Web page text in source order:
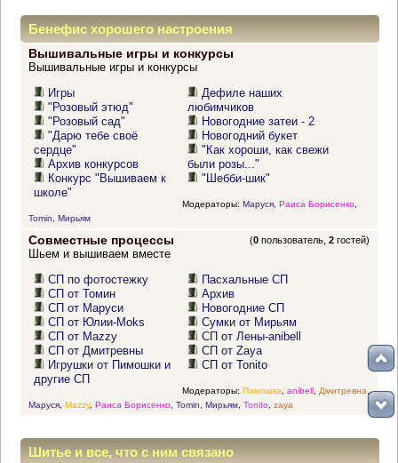
Бенефис хорошего настроения
Вышивальные игры и конкурсы
Вышивальные игры и конкурсы
Игры
"Розовый этюд"
"Розовый сад"
"Дарю тебе своё
сердце"
Архив конкурсов
Конкурс "Вышиваем к
школе"
Дефиле наших
любимчиков
Новогодние затеи - 2
Новогодний букет
"Как хороши, как свежи
были розы..."
"Шебби-шик"
Модераторы: Маруся, Раиса Борисенко,
Tomin
Мирьям
Совместные процессы (0 пользователь,2 гостей)
Шьем и вышиваем вместе
СП по фотостежку
СП от Томин
СП от Маруси
СП от Юлии-Moks
СП от Mazzy
СП от Дмитревны
Игрушки от Пимошки и
другие СП
Пасхальные СП
Архив
Новогодние СП
Сумки от Мирьям
СП от Лены-anibell
СП от Zaya
СП от Tonito
Модераторы: Пимошка anibell, Дмитревна
Маруся, Mazzy, Раиса Борисенко, Tomin Мирьям, Tonito zaya
Шитье и все, что с ним связано